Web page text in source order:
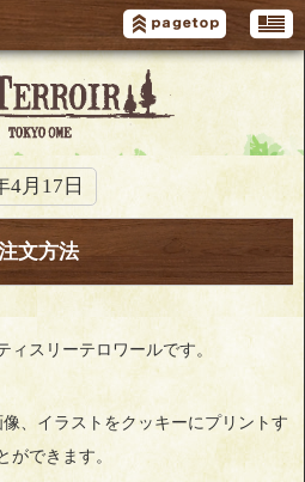
4月17日
文方法
ィスリーテロワールです。
、イラストをクッキーにプリントす
ができます。